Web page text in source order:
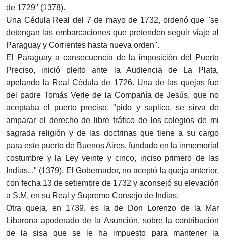
de 1729" (1378).
Una Cédula Real del 7 de mayo de 1732, ordenó que "se
detengan las embarcaciones que pretenden seguir viaje al
Paraguay y Corrientes hasta nueva orden".
El Paraguay a consecuencia de la imposición del Puerto
Preciso, inició pleito ante la Audiencia de La Plata,
apelando la Real Cédula de 1726. Una de las quejas fue
del padre Tomás Verle de la Compañía de Jesús, que no
aceptaba el puerto preciso, "pido y suplico, se sirva de
amparar el derecho de libre tráfico de los colegios de mi
sagrada religión y de las doctrinas que tiene a su cargo
para este puerto de Buenos Aires, fundado en la inmemorial
costumbre y la Ley veinte y cinco, inciso primero de las
Indias..." (1379). El Gobernador, no aceptó la queja anterior,
con fecha 13 de setiembre de 1732 y aconsejó su elevación
a S.M. en su Real y Supremo Consejo de Indias.
Otra queja, en 1739, es la de Don Lorenzo de la Mar
Libarona apoderado de la Asunción, sobre la contribución
de la sisa que se le ha impuesto para mantener la